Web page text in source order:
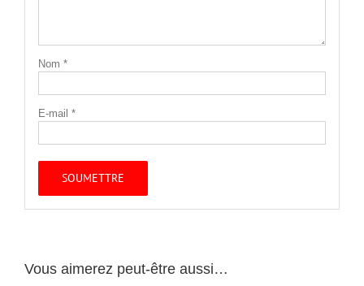
Nom *
E-mail *
Vous aimerez peut-être aussi…